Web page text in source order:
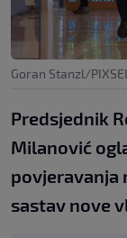
Goran Stanzl/
Predsjednik
Milanović
povjeravanja
sastav nove